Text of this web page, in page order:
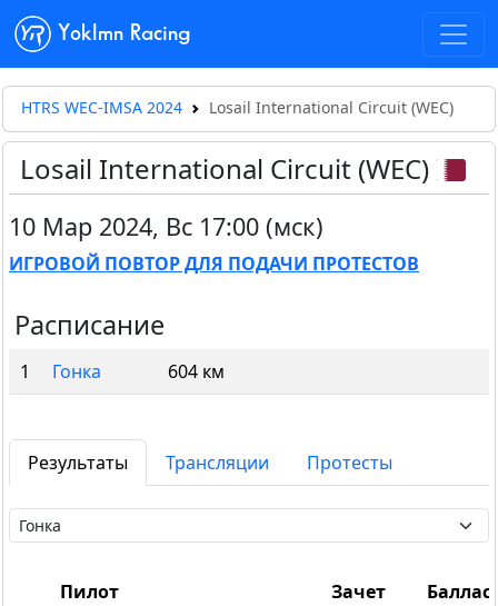
Yoklmn Racing
HTRS WEC-IMSA 2024 Losail International Circuit (WEC)
Losail International Circuit (WEC)
10 Мар 2024, Вс 17:00 (мск)
ИГРОВОЙ ПОВТОР ДЛЯ ПОДАЧИ ПРОТЕСТОВ
Расписание
1 Гонка 604 км
Результаты Трансляции Протесты
Пилот Зачет